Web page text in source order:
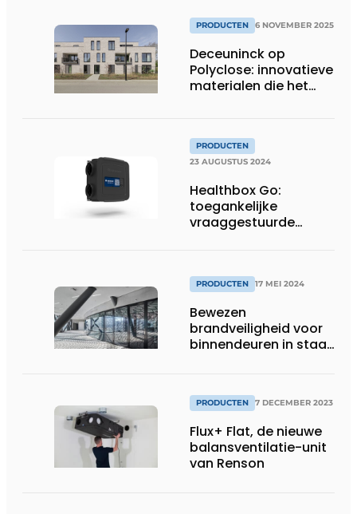
PRODUCTEN 6 NOVEMBER 2025
Deceuninck op
Polyclose: innovatieve
materialen die het
PRODUCTEN
23 AUGUSTUS 2024
Healthbox Go:
toegankelijke
vraaggestuurde
PRODUCTEN 17 MEI 2024
Bewezen
brandveiligheid voor
binnendeuren in staal
Architect@Work
Brussel
PRODUCTEN 7 DECEMBER 2023
Flux+ Flat, de nieuwe
balansventilatie-unit
van Renson